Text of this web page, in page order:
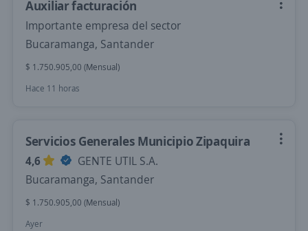
Auxiliar facturación
Importante empresa del sector
Bucaramanga, Santander
$ 1.750.905,00 (Mensual)
Hace 11 horas
Servicios Generales Municipio Zipaquira
4,6
GENTE UTIL S.A.
Bucaramanga, Santander
$ 1.750.905,00 (Mensual)
Ayer